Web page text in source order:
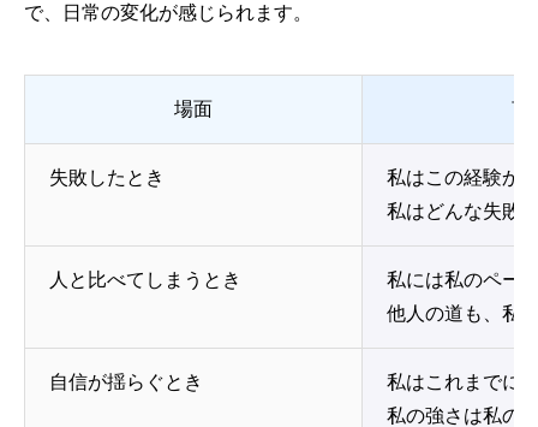
で、日常の変化が感じられます。
場面 言
失敗したとき
私はこの経験か
私はどんな失敗
人と比べてしまうとき
私には私のペー
他人の道も、私
自信が揺らぐとき
私はこれまでに
私の強さは私の